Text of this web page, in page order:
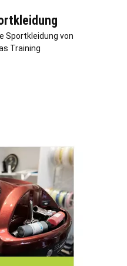
Sportkleidung von
Training